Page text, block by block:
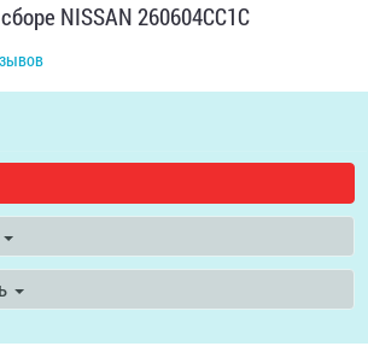
NISSAN 260604CC1C